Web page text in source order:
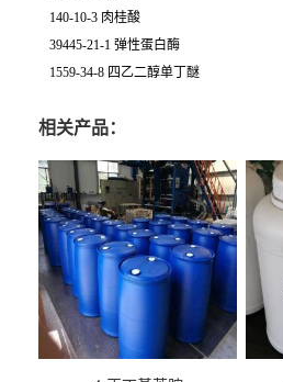
140-10-3 肉桂酸
39445-21-1 弹性蛋白酶
1559-34-8 四乙二醇单丁醚
相关产品：